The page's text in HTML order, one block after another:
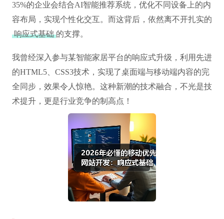
35%的企业会结合AI智能推荐系统，优化不同设备上的内
容布局，实现个性化交互。而这背后，依然离不开扎实的
响应式基础 的支撑。
我曾经深入参与某智能家居平台的响应式升级，利用先进
的HTML5、CSS3技术，实现了桌面端与移动端内容的完
全同步，效果令人惊艳。这种新潮的技术融合，不光是技
术提升，更是行业竞争的制高点！